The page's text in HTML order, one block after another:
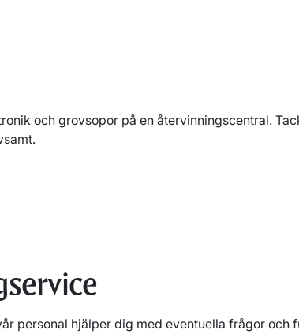
och grovsopor på en återvinningscentral.
personal hjälper dig med eventuella frågor och